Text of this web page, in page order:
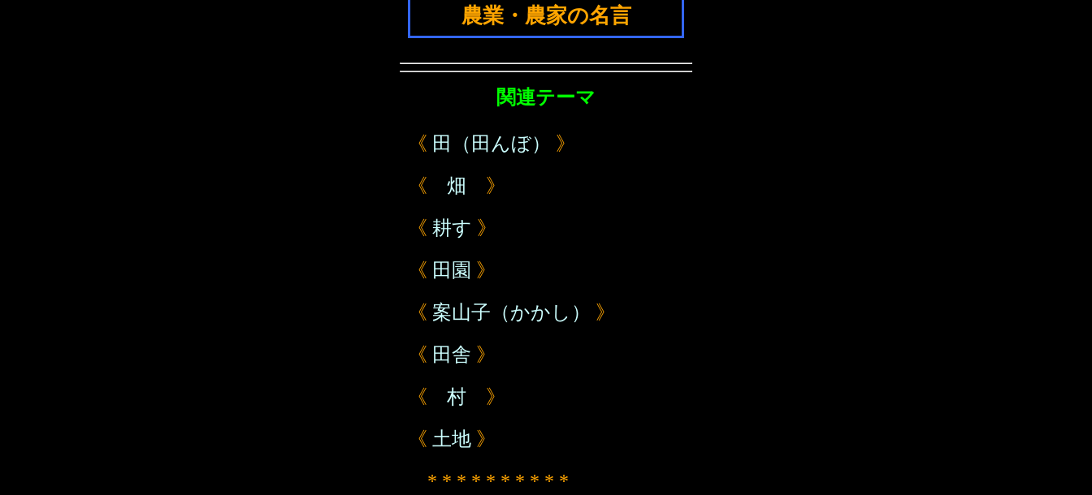
農業・農家の名言
関連テーマ
《 田（田んぼ）
》
《 畑 》
《 耕す 》
《 田園 》
《 案山子（かかし）
》
《 田舎 》
《 村 》
《 土地 》
* * * * * * * * * *